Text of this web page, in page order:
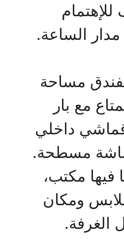
مدار الساعة.
مساحة
مع بار
داخلي
مسطحة.
فيها مكتب،
ومكان
الغرفة.